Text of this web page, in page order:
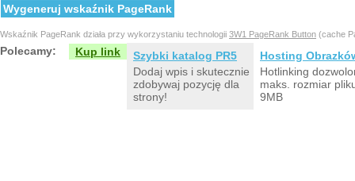
Wskaźnik PageRank działa przy wykorzystaniu technologii 3W1 PageRank Button (cache
Polecamy: Kup link
Szybki katalog PR5
Dodaj wpis i skutecznie
zdobywaj pozycję dla
strony!
Hosting
Hotlinking
maks. rozmiar
9MB